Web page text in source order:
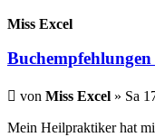
Miss Excel
Beitrag
von Miss Excel » Sa
Mein Heilpraktiker hat